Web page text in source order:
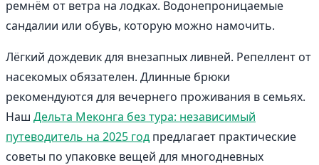
ремнём от ветра на лодках. Водонепроницаемые
сандалии или обувь, которую можно намочить.
Лёгкий дождевик для внезапных ливней. Репеллент от
насекомых обязателен. Длинные брюки
рекомендуются для вечернего проживания в семьях.
Наш Дельта Меконга без тура: независимый
путеводитель на 2025 год предлагает практические
советы по упаковке вещей для многодневных